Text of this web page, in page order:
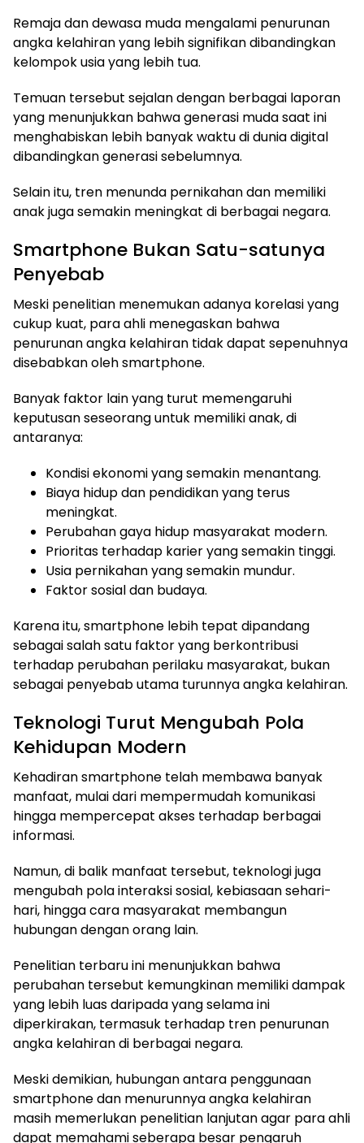
Remaja dan dewasa muda mengalami penurunan
angka kelahiran yang lebih signifikan dibandingkan
kelompok usia yang lebih tua.
Temuan tersebut sejalan dengan berbagai laporan
yang menunjukkan bahwa generasi muda saat ini
menghabiskan lebih banyak waktu di dunia digital
dibandingkan generasi sebelumnya.
Selain itu, tren menunda pernikahan dan memiliki
anak juga semakin meningkat di berbagai negara.
Smartphone Bukan Satu-satunya
Penyebab
Meski penelitian menemukan adanya korelasi yang
cukup kuat, para ahli menegaskan bahwa
penurunan angka kelahiran tidak dapat sepenuhnya
disebabkan oleh smartphone.
Banyak faktor lain yang turut memengaruhi
keputusan seseorang untuk memiliki anak, di
antaranya:
Kondisi ekonomi yang semakin menantang.
Biaya hidup dan pendidikan yang terus
meningkat.
Perubahan gaya hidup masyarakat modern.
Prioritas terhadap karier yang semakin tinggi.
Usia pernikahan yang semakin mundur.
Faktor sosial dan budaya.
Karena itu, smartphone lebih tepat dipandang
sebagai salah satu faktor yang berkontribusi
terhadap perubahan perilaku masyarakat, bukan
sebagai penyebab utama turunnya angka kelahiran.
Teknologi Turut Mengubah Pola
Kehidupan Modern
Kehadiran smartphone telah membawa banyak
manfaat, mulai dari mempermudah komunikasi
hingga mempercepat akses terhadap berbagai
informasi.
Namun, di balik manfaat tersebut, teknologi juga
mengubah pola interaksi sosial, kebiasaan sehari-
hari, hingga cara masyarakat membangun
hubungan dengan orang lain.
Penelitian terbaru ini menunjukkan bahwa
perubahan tersebut kemungkinan memiliki dampak
yang lebih luas daripada yang selama ini
diperkirakan, termasuk terhadap tren penurunan
angka kelahiran di berbagai negara.
Meski demikian, hubungan antara penggunaan
smartphone dan menurunnya angka kelahiran
masih memerlukan penelitian lanjutan agar para ahli
dapat memahami seberapa besar pengaruh